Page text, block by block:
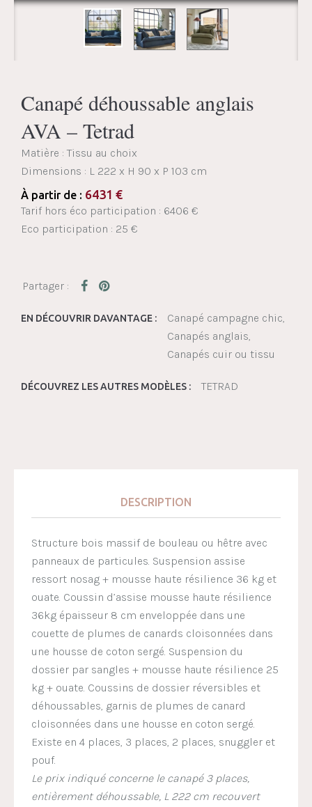
Canapé déhoussable anglais
AVA – Tetrad
Matière : Tissu au choix
Dimensions : L 222 x H 90 x P 103 cm
À partir de : 6431 €
Tarif hors éco participation : 6406 €
Eco participation : 25 €
EN DÉCOUVRIR DAVANTAGE :
Canapé campagne chic
Canapés anglais
Canapés cuir ou tissu
DÉCOUVREZ LES AUTRES MODÈLES : TETRAD
DESCRIPTION
Structure bois massif de bouleau ou hêtre avec
panneaux de particules. Suspension assise
ressort nosag + mousse haute résilience 36 kg et
ouate. Coussin d’assise mousse haute résilience
36kg épaisseur 8 cm enveloppée dans une
couette de plumes de canards cloisonnées dans
une housse de coton sergé. Suspension du
dossier par sangles + mousse haute résilience 25
kg + ouate. Coussins de dossier réversibles et
déhoussables, garnis de plumes de canard
cloisonnées dans une housse en coton sergé.
Existe en 4 places, 3 places, 2 places, snuggler et
pouf.
Le prix indiqué concerne le canapé 3 places,
entièrement déhoussable, L 222 cm recouvert